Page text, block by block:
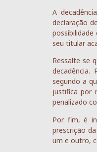
A
declaração
seu titular
Ressalte-se
decadência.
segundo a
justifica por
penalizado
Por fim, é
prescrição
um e outro,